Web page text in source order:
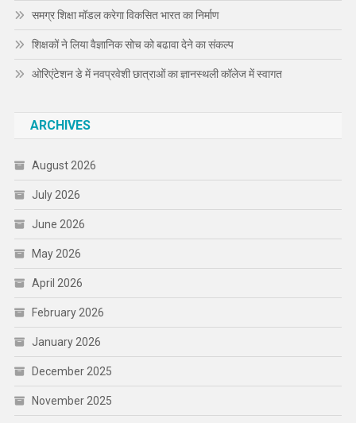
समग्र शिक्षा मॉडल करेगा विकसित भारत का निर्माण
शिक्षकों ने लिया वैज्ञानिक सोच को बढावा देने का संकल्प
ओरिएंटेशन डे में नवप्रवेशी छात्राओं का ज्ञानस्थली कॉलेज में स्वागत
ARCHIVES
August 2026
July 2026
June 2026
May 2026
April 2026
February 2026
January 2026
December 2025
November 2025